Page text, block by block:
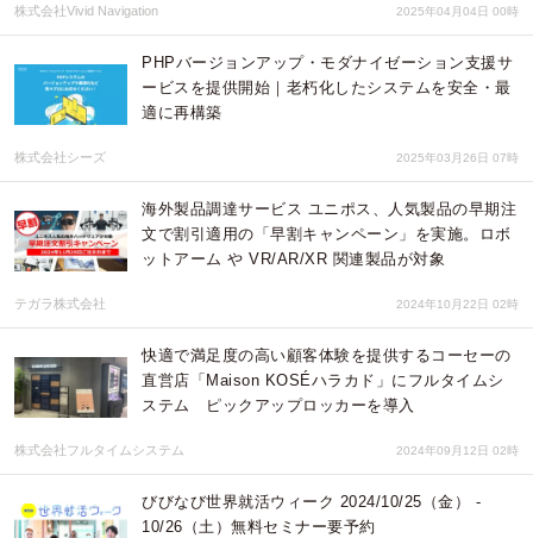
株式会社Vivid Navigation 2025年04月04日 00時
PHPバージョンアップ・モダナイゼーション支援サ
ービスを提供開始｜老朽化したシステムを安全・最
適に再構築
株式会社シーズ 2025年03月26日 07時
海外製品調達サービス ユニポス、人気製品の早期注
文で割引適用の「早割キャンペーン」を実施。ロボ
ットアーム や VR/AR/XR 関連製品が対象
テガラ株式会社 2024年10月22日 02時
快適で満足度の高い顧客体験を提供するコーセーの
直営店「Maison KOSÉハラカド」にフルタイムシ
ステム ピックアップロッカーを導入
株式会社フルタイムシステム 2024年09月12日 02時
びびなび世界就活ウィーク 2024/10/25（金） -
10/26（土）無料セミナー要予約